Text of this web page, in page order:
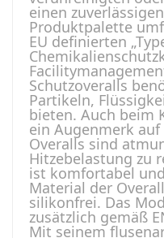
einen
Produktpalette
EU definierten
Schutzoveralls
Partikeln,
bieten. Auch beim
ein Augenmerk
Overalls sind
Hitzebelastung zu
ist komfortabel
Material der
silikonfrei. Das
zusätzlich gemäß
Mit seinem